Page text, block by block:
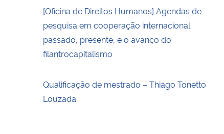
[Oficina de Direitos Humanos] Agendas de
pesquisa em cooperação internacional:
passado, presente, e o avanço do
filantrocapitalismo
Qualificação de mestrado – Thiago Tonetto
Louzada